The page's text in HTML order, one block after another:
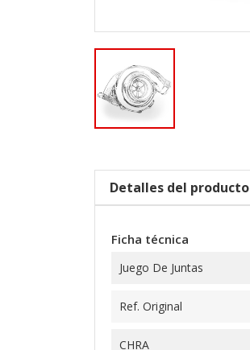
Detalles del producto
Ficha técnica
Juego De Juntas
Ref. Original
CHRA